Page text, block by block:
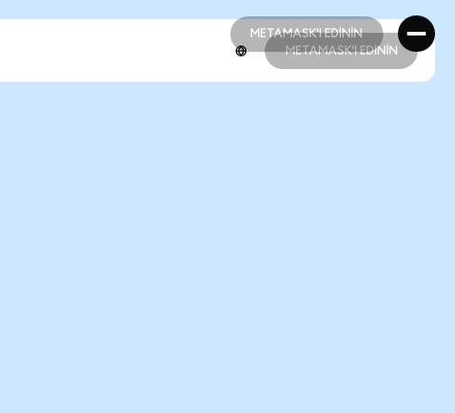
METAMASK'I EDİNİN
METAMASK'I EDİNİN
METAMASK'I EDİNİN